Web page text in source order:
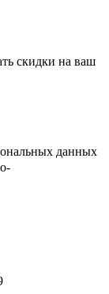
скидки на ваш
данных